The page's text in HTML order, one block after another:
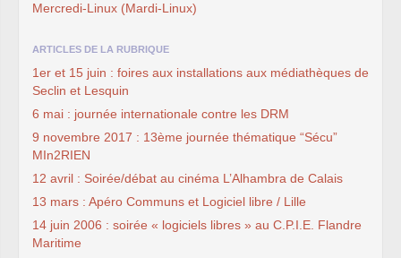
Mercredi-Linux (Mardi-Linux)
ARTICLES DE LA RUBRIQUE
1er et 15 juin : foires aux installations aux médiathèques de
Seclin et Lesquin
6 mai : journée internationale contre les DRM
9 novembre 2017 : 13ème journée thématique “Sécu”
MIn2RIEN
12 avril : Soirée/débat au cinéma L’Alhambra de Calais
13 mars : Apéro Communs et Logiciel libre / Lille
14 juin 2006 : soirée « logiciels libres » au C.P.I.E. Flandre
Maritime